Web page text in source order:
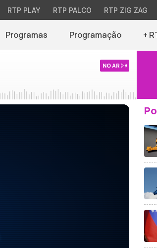
RTP PLAY RTP PALCO RTP ZIG ZAG
Programas Programação +
NO AR